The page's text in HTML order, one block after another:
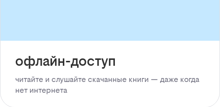
офлайн-доступ
читайте и слушайте скачанные книги — даже когда
нет интернета